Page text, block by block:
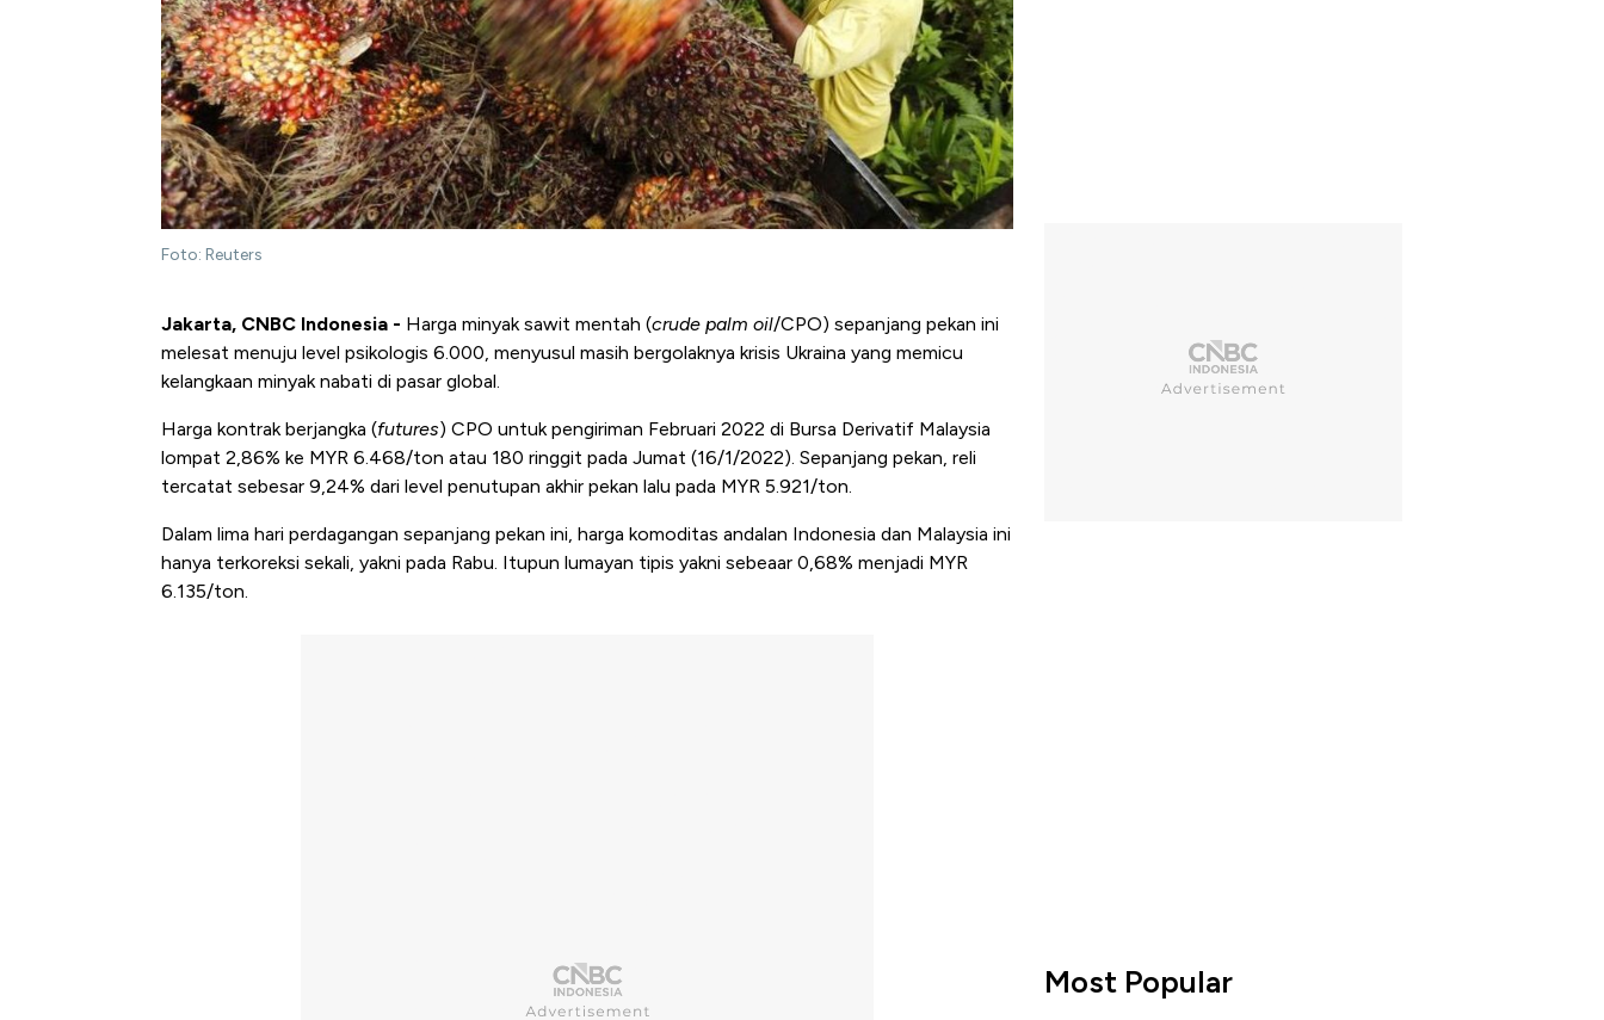
Foto: Reuters
Jakarta, CNBC Indonesia - Harga minyak sawit mentah (crude palm oil/CPO) sepanjang pekan ini
melesat menuju level psikologis 6.000, menyusul masih bergolaknya krisis Ukraina yang memicu
kelangkaan minyak nabati di pasar global.
Harga kontrak berjangka (futures) CPO untuk pengiriman Februari 2022 di Bursa Derivatif Malaysia
lompat 2,86% ke MYR 6.468/ton atau 180 ringgit pada Jumat (16/1/2022). Sepanjang pekan, reli
tercatat sebesar 9,24% dari level penutupan akhir pekan lalu pada MYR 5.921/ton.
Dalam lima hari perdagangan sepanjang pekan ini, harga komoditas andalan Indonesia dan Malaysia ini
hanya terkoreksi sekali, yakni pada Rabu. Itupun lumayan tipis yakni sebeaar 0,68% menjadi MYR
6.135/ton.
Most Popular